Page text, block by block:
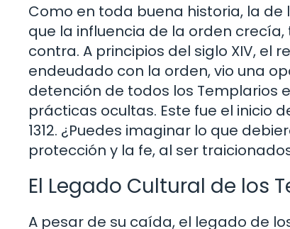
Como en toda buena historia, la de
que la influencia de la orden
contra. A principios del siglo XIV, el
endeudado con la orden, vio una
detención de todos los Templarios
prácticas ocultas. Este fue el inicio
1312. ¿Puedes imaginar lo que
protección y la fe, al ser
El Legado Cultural de los
A pesar de su caída, el legado de